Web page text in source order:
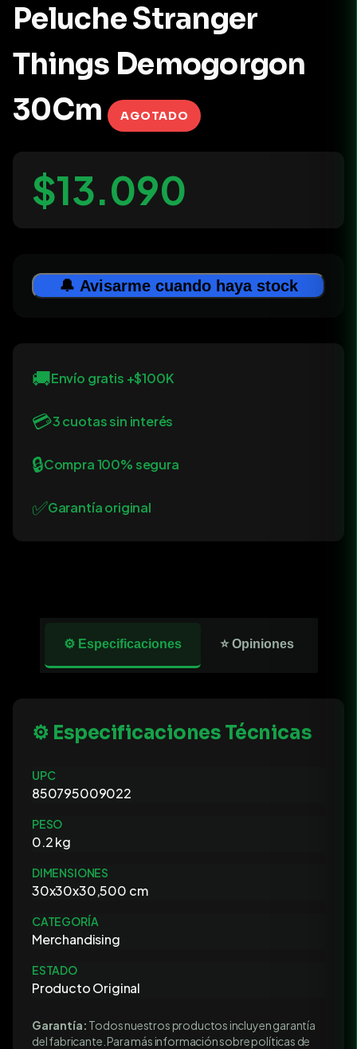
Peluche Stranger
Things Demogorgon
30Cm
AGOTADO
$13.090
🔔 Avisarme cuando haya stock
🚚Envío gratis +$100K
💳3 cuotas sin interés
🔒Compra 100% segura
✅Garantía original
⚙️ Especificaciones ⭐ Opiniones
⚙️ Especificaciones Técnicas
UPC
850795009022
PESO
0.2 kg
DIMENSIONES
30x30x30,500 cm
CATEGORÍA
Merchandising
ESTADO
Producto Original
Garantía: Todos nuestros productos incluyen garantía
del fabricante. Para más información sobre políticas de